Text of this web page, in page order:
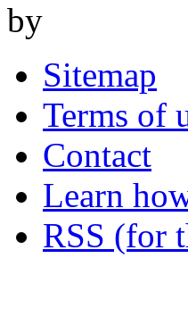
by
Sitemap
Terms of
Contact
Learn
RSS (for